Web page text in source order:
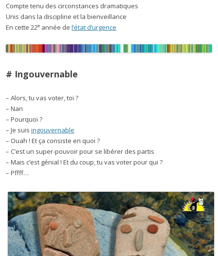
Compte tenu des circonstances dramatiques
Unis dans la discipline et la bienveillance
En cette 22e année de l’état d’urgence
# Ingouvernable
– Alors, tu vas voter, toi ?
– Nan
– Pourquoi ?
– Je suis ingouvernable
– Ouah ! Et ça consiste en quoi ?
– C’est un super-pouvoir pour se libérer des partis
– Mais c’est génial ! Et du coup, tu vas voter pour qui ?
– Pffff…